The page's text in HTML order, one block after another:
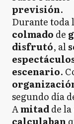
previsión.
Durante toda
colmado de
disfrutó, al
escenario.
segundo día
Amitadde la
calculaban